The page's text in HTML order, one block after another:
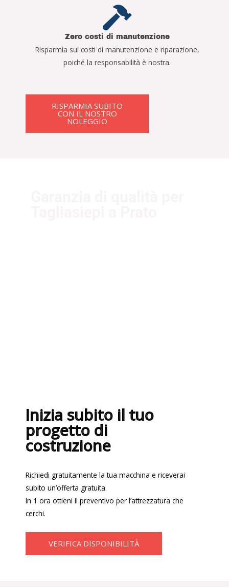
Zero costi di manutenzione
Risparmia sui costi di manutenzione e riparazione,
poiché la responsabilità è nostra.
RISPARMIA SUBITO
CON IL NOSTRO
NOLEGGIO
Inizia subito il tuo
progetto di
costruzione
Richiedi gratuitamente la tua macchina e riceverai
subito un’offerta gratuita.
In 1 ora ottieni il preventivo per l’attrezzatura che
cerchi.
VERIFICA DISPONIBILITÀ